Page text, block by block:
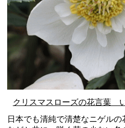
クリスマスローズの花言葉
日本でも清純で清楚なニゲル